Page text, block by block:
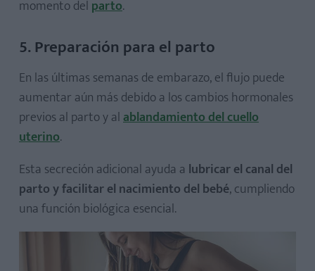
momento del parto.
5. Preparación para el parto
En las últimas semanas de embarazo, el flujo puede
aumentar aún más debido a los cambios hormonales
previos al parto y alablandamiento del cuello
uterino.
Esta secreción adicional ayuda a lubricar el canal del
parto y facilitar el nacimiento del bebé, cumpliendo
una función biológica esencial.